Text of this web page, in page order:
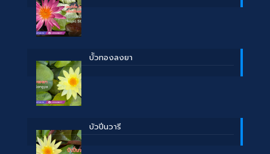
บััวทองลงยา
บัวปิ่นวารี